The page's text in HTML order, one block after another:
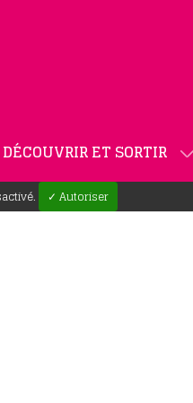
DÉCOUVRIR ET SORTIR
✓ Autoriser